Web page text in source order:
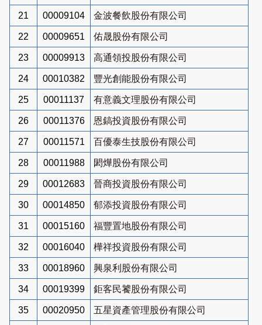
21 00009104 金波餐飲股份有限公司
22 00009651 佑晟股份有限公司
23 00009913 高通領投股份有限公司
24 00010382 豐光創能股份有限公司
25 00011137 有意義文理股份有限公司
26 00011376 恩鎬投資股份有限公司
27 00011571 百優泰生技股份有限公司
28 00011988 閎燁股份有限公司
29 00012683 晉商投資股份有限公司
30 00014850 郁添投資股份有限公司
31 00015160 福豐置地股份有限公司
32 00016040 樺祥投資股份有限公司
33 00018960 興泉利股份有限公司
34 00019399 鉅客民饕股份有限公司
35 00020950 五星資產管理股份有限公司